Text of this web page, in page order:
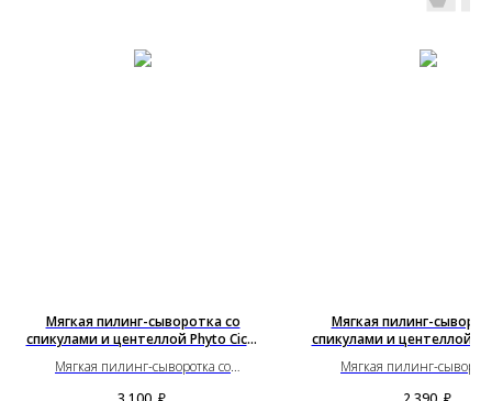
Мягкая пилинг-сыворотка со
спикулами и центеллой Phyto Cica-
Мягкая пилинг-сыворотка со
Мягкая пилинг-
спикулами и центеллой
Мягкая пилинг-